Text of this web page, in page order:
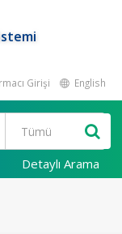
Girişi English
Detaylı Arama